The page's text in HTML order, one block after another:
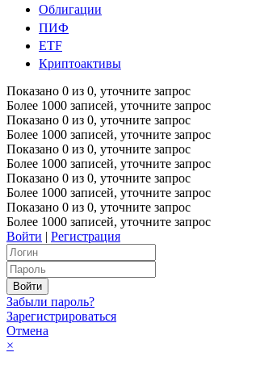
Облигации
ПИФ
ETF
Криптоактивы
Показано 0 из 0, уточните запрос
Более 1000 записей, уточните запрос
Показано 0 из 0, уточните запрос
Более 1000 записей, уточните запрос
Показано 0 из 0, уточните запрос
Более 1000 записей, уточните запрос
Показано 0 из 0, уточните запрос
Более 1000 записей, уточните запрос
Показано 0 из 0, уточните запрос
Более 1000 записей, уточните запрос
Войти | Регистрация
Забыли пароль?
Зарегистрироваться
Отмена
×